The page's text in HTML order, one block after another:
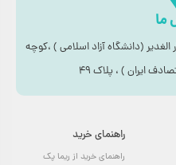
کاغذها در فرآیند چاپ.
سبک، المان‌های دکوری و
ما
الغدیر (دانشگاه آزاد اسلامی ) ،کوچه
ایران ) ، پلاک ۴۹
راهنمای خرید
راهنمای خرید از ریما پک